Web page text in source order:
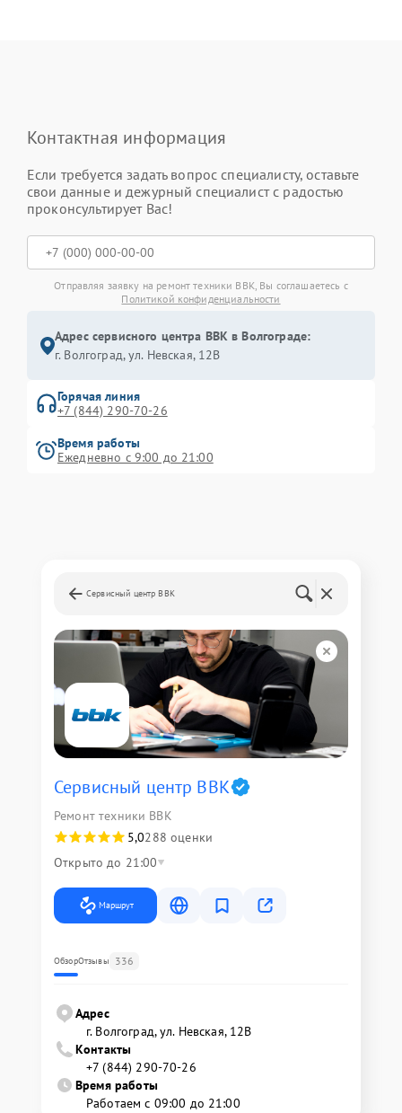
Контактная информация
Если требуется задать вопрос специалисту, оставьте
свои данные и дежурный специалист с радостью
проконсультирует Вас!
Отправляя заявку на ремонт техники BBK, Вы соглашаетесь с
Политикой конфиденциальности
Адрес сервисного центра BBK в Волгограде:
г. Волгоград, ул. Невская, 12В
Горячая линия
+7 (844) 290-70-26
Время работы
Ежедневно с 9:00 до 21:00
Сервисный центр BBK
Сервисный центр BBK
Ремонт техники BBK
5,0288 оценки
Открыто до 21:00
Маршрут
ОбзорОтзывы 336
Адрес
г. Волгоград, ул. Невская, 12В
Контакты
+7 (844) 290-70-26
Время работы
Работаем с 09:00 до 21:00